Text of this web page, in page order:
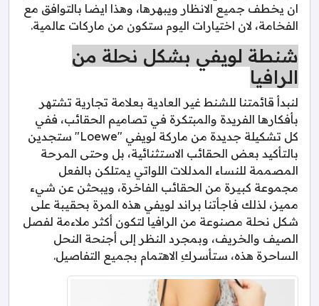
ان يخطف جميع الانظار ويبهرها، وهذا ايضا بالتوافق مع
الفخامة، لان اختيارات اليوم ستكون من ماركات عالمية.
شنطة لويفي بشكل نحلة من
الرافيا
لنبدأ قائمتنا للشنط غير العادية بعلامة تجارية تشتهر
بأفكارها الفريدة والمبتكرة في تصاميم الحقائب، ففي
كل تشكيلة جديدة من ماركة لويفي "Loewe" ستجدين
بالتأكيد بعض الحقائب الاستثنائية، بل وحتى المرحة
المصممة للنساء المدللات اللواتي يمتلكن بالفعل
مجموعة كبيرة من الحقائب الفاخرة، ويبحثن عن شيء
مميز، لذلك فاجأتنا براند لويفي هذه المرة بحقيبة على
شكل نحلة مصنوعة من الرافيا لتكون أكثر ملاءمة لفصل
الصيف والخريف، وبمجرد النظر إلى أجنحة النحل
الساحرة هذه، ستأسركِ الاهتمام بجميع التفاصيل.